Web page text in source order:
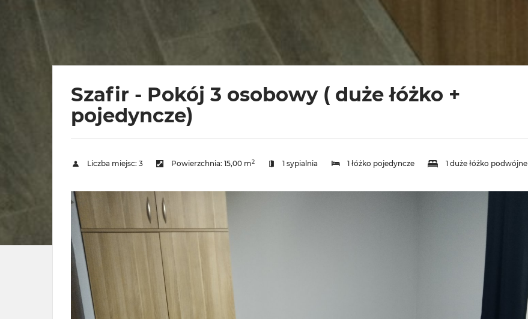
Szafir - Pokój 3 osobowy ( duże łóżko +
pojedyncze)
Liczba miejsc: 3 Powierzchnia: 15,00 m2 1 sypialnia 1 łóżko pojedyncze 1 duże łóżko podwójne